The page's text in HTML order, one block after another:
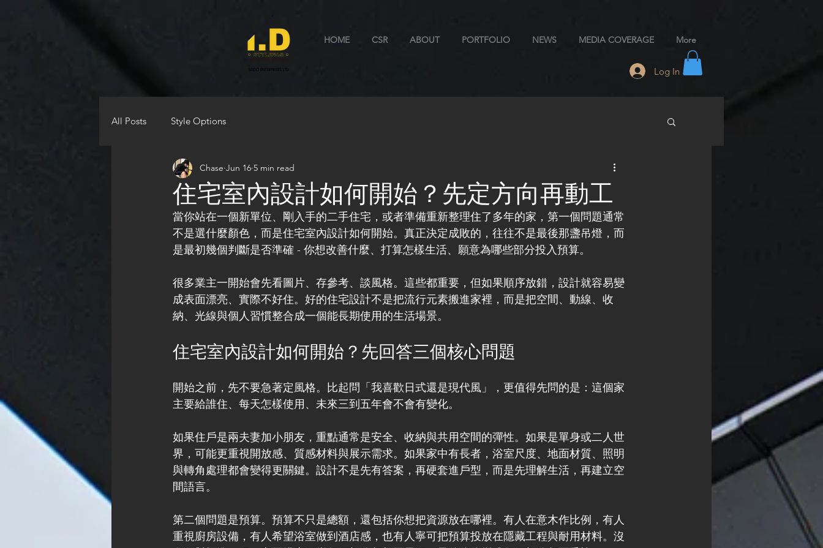
HOME CSR ABOUT PORTFOLIO NEWS MEDIA COVERAGE More
Log In
All Posts Style Options
住宅室內設計如何開始？先定方向再動工
Chase Jun 16 5 min read
當你站在一個新單位、剛入手的二手住宅，或者準備重新整理住了多年的家，第一個問題通常
不是選什麼顏色，而是住宅室內設計如何開始。真正決定成敗的，往往不是最後那盞吊燈，而
是最初幾個判斷是否準確 - 你想改善什麼、打算怎樣生活、願意為哪些部分投入預算。
很多業主一開始會先看圖片、存參考、談風格。這些都重要，但如果順序放錯，設計就容易變
成表面漂亮、實際不好住。好的住宅設計不是把流行元素搬進家裡，而是把空間、動線、收
納、光線與個人習慣整合成一個能長期使用的生活場景。
住宅室內設計如何開始？先回答三個核心問題
開始之前，先不要急著定風格。比起問「我喜歡日式還是現代風」，更值得先問的是：這個家
主要給誰住、每天怎樣使用、未來三到五年會不會有變化。
如果住戶是兩夫妻加小朋友，重點通常是安全、收納與共用空間的彈性。如果是單身或二人世
界，可能更重視開放感、質感材料與展示需求。如果家中有長者，浴室尺度、地面材質、照明
與轉角處理都會變得更關鍵。設計不是先有答案，再硬套進戶型，而是先理解生活，再建立空
間語言。
第二個問題是預算。預算不只是總額，還包括你想把資源放在哪裡。有人在意木作比例，有人
重視廚房設備，有人希望浴室做到酒店感，也有人寧可把預算投放在隱藏工程與耐用材料。沒